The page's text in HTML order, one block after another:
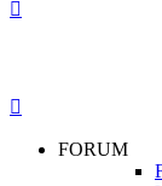
FORUM